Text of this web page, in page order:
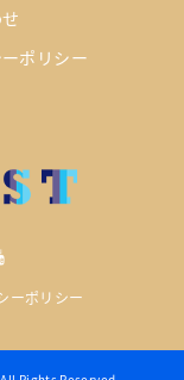
ポリシー
ーポリシー